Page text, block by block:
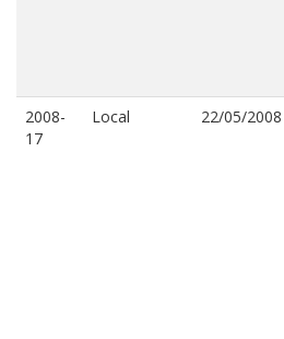
2008-
17
Local 22/05/2008